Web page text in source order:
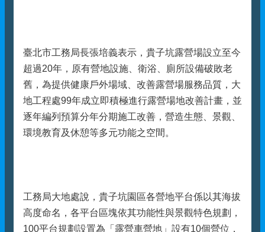
臺北市工務局長張培義表示，貴子坑露營場設立至今
超過20年，原有營地設施、衛浴、廁所設備破敗老
舊，為提供健康戶外場域、改善露營場服務品質，大
地工程處99年成立即積極進行露營場地改善計畫，並
逐年編列預算分年分期施工改善，營造生態、景觀、
環境教育及休憩等多元功能之空間。
工務局大地處說，貴子坑園區各營地平台係以其海拔
高度命名，各平台區塊依其功能性與景觀特色規劃，
100平台規劃設置為「露營車營地」設有10個營位，